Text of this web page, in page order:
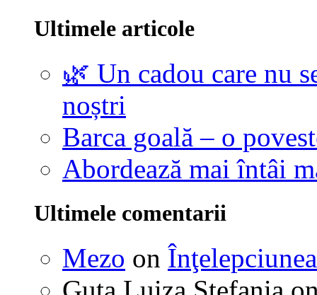
Ultimele articole
🌿 Un cadou care nu
noștri
Barca goală – o
Abordează mai întâi
Ultimele comentarii
Mezo on Înţelepciunea